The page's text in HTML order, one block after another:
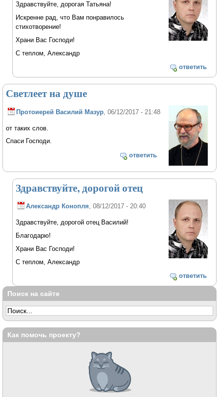
Здравствуйте, дорогая Татьяна!
Искренне рад, что Вам понравилось
стихотворение!
Храни Вас Господи!
С теплом, Александр
ответить
Светлеет на душе
Протоиерей Василий Мазур , 06/12/2017 - 21:48
от таких слов.
Спаси Господи.
ответить
Здравствуйте, дорогой отец
Александр Конопля, 08/12/2017 - 20:40
Здравствуйте, дорогой отец Василий!
Благодарю!
Храни Вас Господи!
С теплом, Александр
ответить
Поиск на сайте
Как помочь проекту?